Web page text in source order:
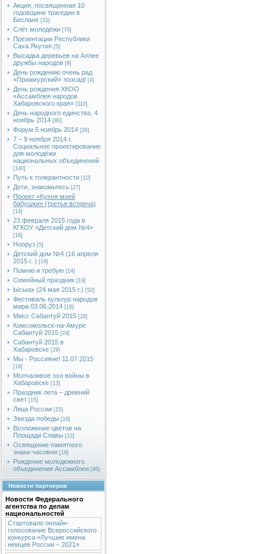
Акция, посвященная 10
годовщине трагедии в
Беслане [32]
Слёт молодёжи [70]
Презентации Республики
Саха Якутия [5]
Высадка деревьев на Аллее
дружбы народов [9]
День рождению очень рад
«Приамурский» зоосад! [4]
День рождения ХКОО
«Ассамблея народов
Хабаровского края» [110]
День народного единства, 4
ноябрь 2014 [80]
Форум 5 ноябрь 2014 [26]
7 – 9 ноября 2014 г.
Социальное проектирование
для молодёжи
национальных объединений
[140]
Путь к толерантности [10]
Дети, знакомьтесь [27]
Проект «Кухня моей
бабушки» (третья встреча)
[14]
23 февраля 2015 года в
КГКОУ «Детский дом №4»
[16]
Нооруз [5]
Детский дом №4 (16 апреля
2015 г. ) [19]
Помню и требую [14]
Семейный праздник [19]
Ысыах (24 мая 2015 г.) [52]
Фестиваль культур народов
мира 03.06.2014 [18]
Мисс Сабантуй 2015 [28]
Комсомольск-на-Амуре
Сабантуй 2015 [24]
Сабантуй 2015 в
Хабаровске [29]
Мы - Россияне! 11.07.2015
[19]
Молчаливое эхо войны в
Хабаровске [13]
Праздник лета – древний
свет [15]
Лица России [15]
Звезда победы [18]
Возложение цветов на
Площади Славы [13]
Освящение памятного
знака-часовни [19]
Рождение молодежного
объединения Ассамблеи [46]
Новости партнеров
Новости Федерального
агентства по делам
национальностей
Стартовало онлайн-
голосование Всероссийского
конкурса «Лучшие имена
немцев России – 2021»